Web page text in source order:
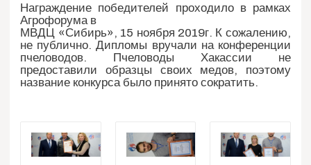
Награждение победителей проходило в рамках
Агрофорума в
МВДЦ «Сибирь», 15 ноября 2019г. К сожалению,
не публично. Дипломы вручали на конференции
пчеловодов. Пчеловоды Хакассии не
предоставили образцы своих медов, поэтому
название конкурса было принято сократить.